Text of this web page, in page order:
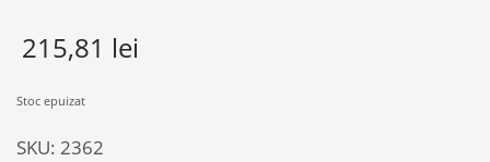
215,81 lei
Stoc epuizat
SKU: 2362